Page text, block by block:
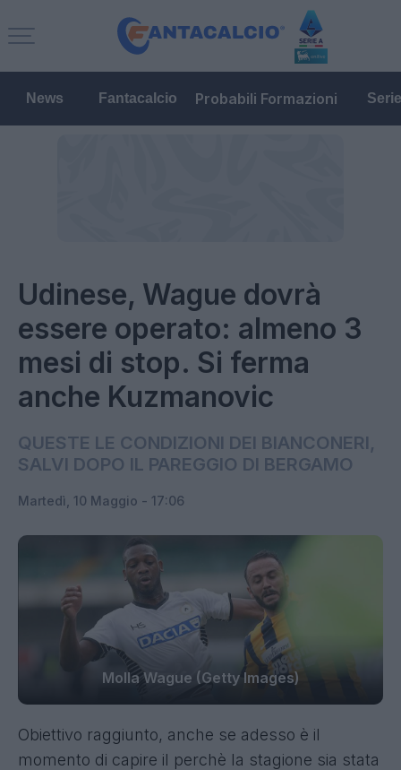
News Fantacalcio Probabili Formazioni
Udinese, Wague dovrà
essere operato: almeno 3
mesi di stop. Si ferma
anche Kuzmanovic
QUESTE LE CONDIZIONI DEI BIANCONERI,
SALVI DOPO IL PAREGGIO DI BERGAMO
Martedì, 10 Maggio - 17:06
Molla Wague (Getty Images)
Obiettivo raggiunto, anche se adesso è il
momento di capire il perchè la stagione sia stata